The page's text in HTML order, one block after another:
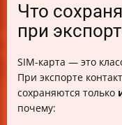
Перенос
Влияние версий
программ и
Настройка после
Таблица
Итог
Что
при
SIM-карта — это
При экспорте
сохраняются только
почему: